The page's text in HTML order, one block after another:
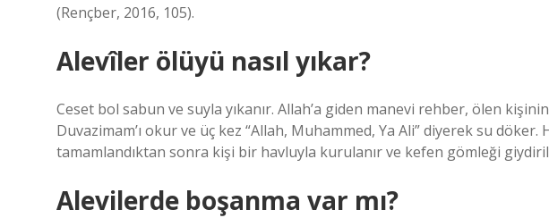
(Rençber, 2016, 105).
Alevîler ölüyü nasıl yıkar?
Ceset bol sabun ve suyla yıkanır. Allah’a giden manevi rehber, ölen
Duvazimam’ı okur ve üç kez “Allah, Muhammed, Ya Ali” diyerek su döker.
tamamlandıktan sonra kişi bir havluyla kurulanır ve kefen gömleği
Alevilerde boşanma var mı?